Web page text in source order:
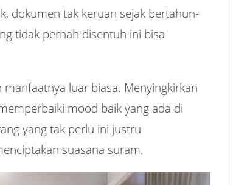
dokumen tak keruan sejak bertahun-
tidak pernah disentuh ini bisa
luar biasa. Menyingkirkan
mood baik yang ada di
yang tak perlu ini justru
suasana suram.